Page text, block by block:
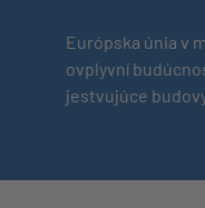
Európska únia v
ovplyvní
jestvujúce